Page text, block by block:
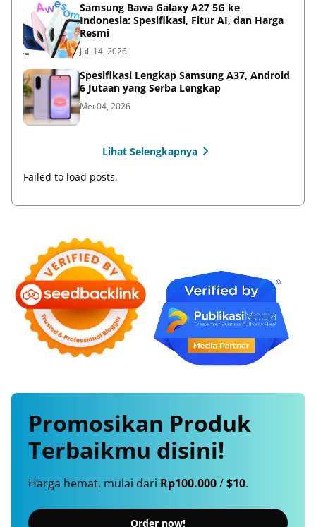
Samsung Bawa Galaxy A27 5G ke
Indonesia: Spesifikasi, Fitur AI, dan Harga
Resmi
Juli 14, 2026
Spesifikasi Lengkap Samsung A37, Android
6 Jutaan yang Serba Lengkap
Mei 04, 2026
Lihat Selengkapnya
Failed to load posts.
Promosikan Produk
Terbaikmu disini!
Harga hemat, mulai dari Rp100.000/$10.
Order now!